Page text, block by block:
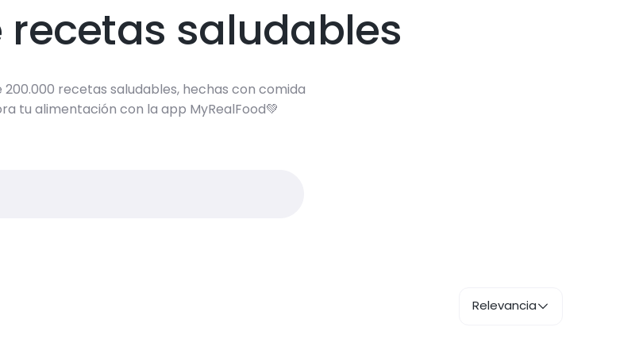
recetas saludables
200.000 recetas saludables, hechas con comida
tu alimentación con la app MyRealFood💚
Relevancia